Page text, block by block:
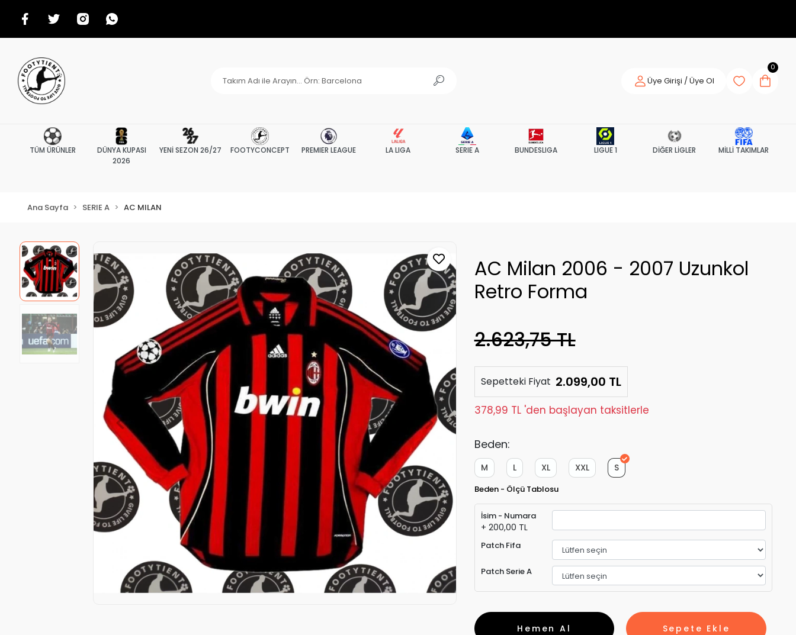
Üye Girişi / Üye Ol
0
TÜM ÜRÜNLER
DÜNYA KUPASI
2026
YENİ SEZON 26/27 FOOTYCONCEPT PREMIER LEAGUE LA LIGA SERIE A BUNDESLIGA LIGUE 1 DİĞER LİGLER MİLLİ TAKIMLAR
Ana Sayfa SERIE A AC MILAN
AC Milan 2006 - 2007 Uzunkol
Retro Forma
2.623,75 TL
Sepetteki Fiyat 2.099,00 TL
378,99 TL 'den başlayan taksitlerle
Beden:
S
XXL
XL
L
M
Beden - Ölçü Tablosu
İsim - Numara
+ 200,00 TL
Patch Fifa
Patch Serie A
Sepete Ekle
Hemen Al